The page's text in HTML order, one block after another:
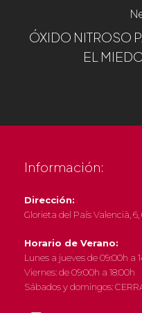
ÓXIDO NITROSO
EL
Información:
Dirección:
Glorieta del País Valencià,
Horario de Verano:
Lunes a jueves de 09:00h a
Viernes: de 09:00h a 18:00h
Sábados y domingos: